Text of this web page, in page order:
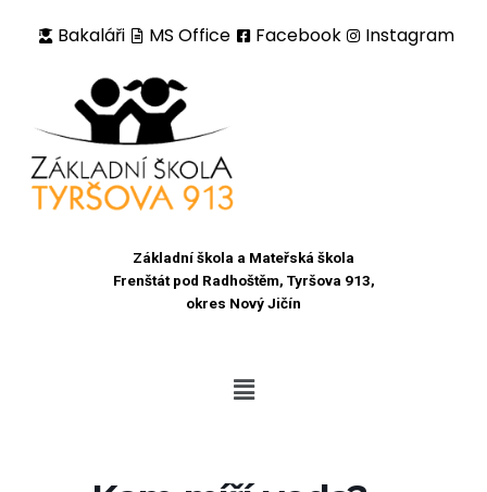
Bakaláři MS Office Facebook Instagram
Základní škola a Mateřská škola
Frenštát pod Radhoštěm, Tyršova 913,
okres Nový Jičín